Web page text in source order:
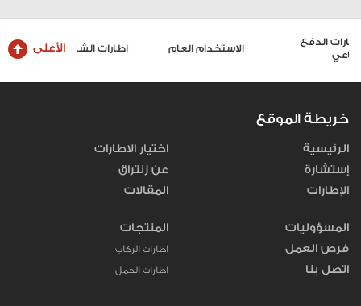
الاستخدام العام اطارات الشاحنات والحافلات الأعلى
خريطة الموقع
الرئيسية
إستشارة
الإطارات
اختيار الاطارات
عن زنتراق
المقالات
المسؤوليات
فرص العمل
اتصل بنا
المنتجات
اطارات الركاب
اطارات الحمل